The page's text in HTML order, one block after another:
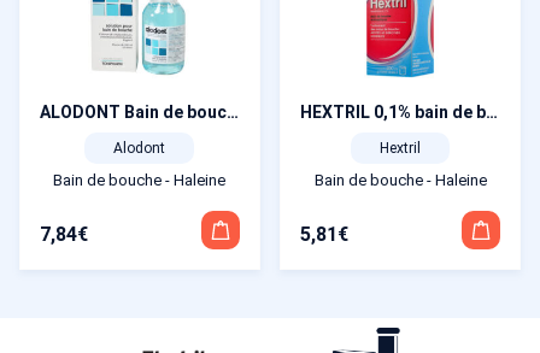
ALODONT Bain de bouche 200 ml
Alodont
Bain de bouche - Haleine
7,84€
HEXTRIL 0,1% bain de bouche 200 ml
Hextril
Bain de bouche - Haleine
5,81 €